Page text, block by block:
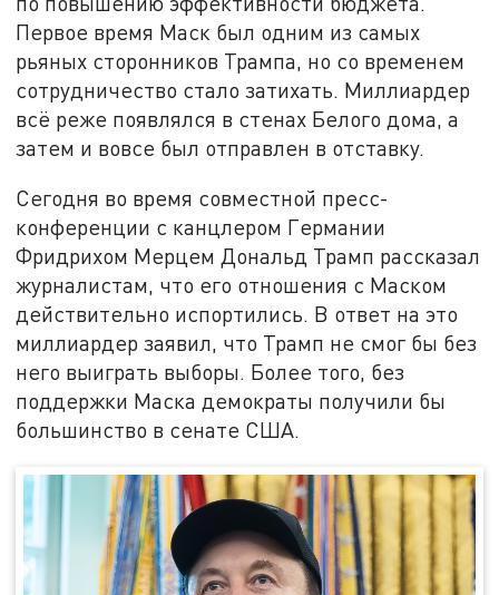
Первое время Маск был одним из самых
рьяных сторонников Трампа, но со временем
сотрудничество стало затихать. Миллиардер
всё реже появлялся в стенах Белого дома, а
затем и вовсе был отправлен в отставку.
Сегодня во время совместной пресс-
конференции с канцлером Германии
Фридрихом Мерцем Дональд Трамп рассказал
журналистам, что его отношения с Маском
действительно испортились. В ответ на это
миллиардер заявил, что Трамп не смог бы без
него выиграть выборы. Более того, без
поддержки Маска демократы получили бы
большинство в сенате США.